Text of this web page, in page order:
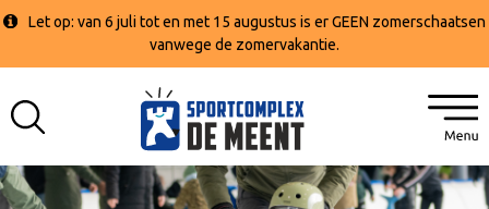
Let op: van 6 juli tot en met 15 augustus is er GEEN zomerschaatsen
vanwege de zomervakantie.